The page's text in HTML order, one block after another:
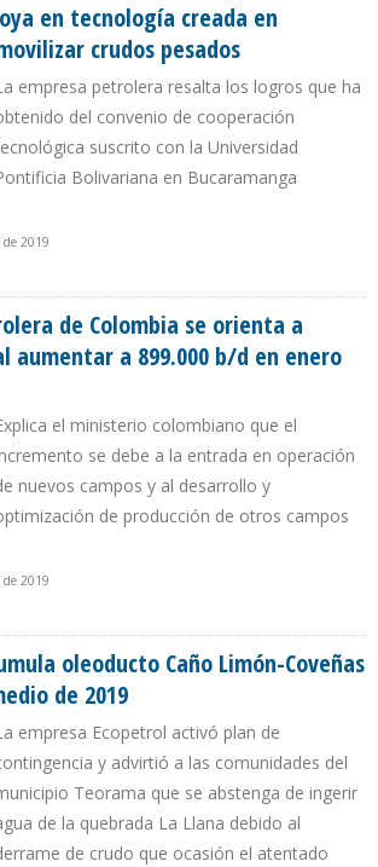
en tecnología creada en
crudos pesados
empresa petrolera resalta los logros que ha
del convenio de cooperación
suscrito con la Universidad
Bolivariana en Bucaramanga
de 2019
de Colombia se orienta a
aumentar a 899.000 b/d en enero
el ministerio colombiano que el
se debe a la entrada en operación
nuevos campos y al desarrollo y
de producción de otros campos
de 2019
oleoducto Caño Limón-Coveñas
de 2019
empresa Ecopetrol activó plan de
y advirtió a las comunidades del
Teorama que se abstenga de ingerir
de la quebrada La Llana debido al
de crudo que ocasión el atentado